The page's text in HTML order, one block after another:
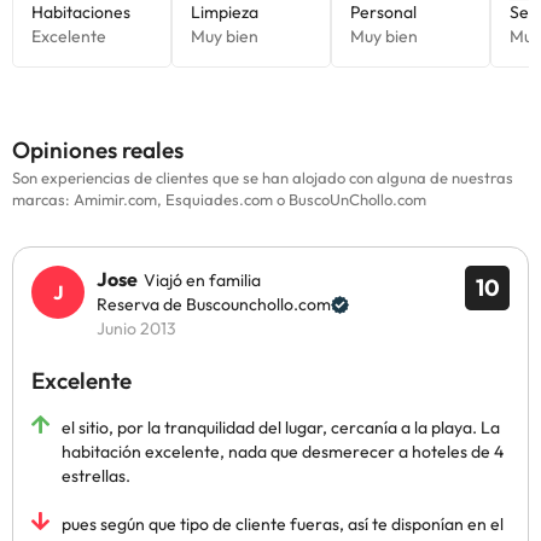
Opiniones reales
Son experiencias de clientes que se han alojado con alguna de nuestras
marcas: Amimir.com, Esquiades.com o BuscoUnChollo.com
10
Jose Viajó en familia
Reserva de Buscounchollo.com
Junio 2013
Excelente
el sitio, por la tranquilidad del lugar, cercanía a la playa. La
habitación excelente, nada que desmerecer a hoteles de 4
estrellas.
pues según que tipo de cliente fueras, así te disponían en el